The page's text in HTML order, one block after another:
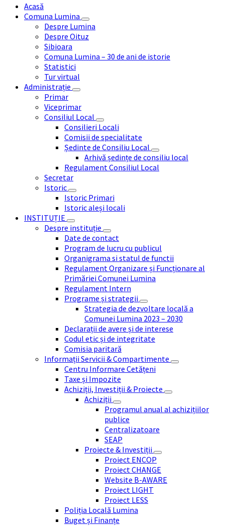
Acasă
Comuna Lumina
Despre Lumina
Despre Oituz
Sibioara
Comuna Lumina – 30 de ani de istorie
Statistici
Tur virtual
Administrație
Primar
Viceprimar
Consiliul Local
Consilieri Locali
Comisii de specialitate
Ședinte de Consiliu Local
Arhivă ședințe de consiliu local
Regulament Consiliul Local
Secretar
Istoric
Istoric Primari
Istoric aleși locali
INSTITUȚIE
Despre instituție
Date de contact
Program de lucru cu publicul
Organigrama si statul de functii
Regulament Organizare și Funcționare al
Primăriei Comunei Lumina
Regulament Intern
Programe și strategii
Strategia de dezvoltare locală a
Comunei Lumina 2023 – 2030
Declarații de avere și de interese
Codul etic și de integritate
Comisia paritară
Informații Servicii & Compartimente
Centru Informare Cetățeni
Taxe și Impozite
Achiziții, Investiții & Proiecte
Achiziții
Programul anual al achizițiilor
publice
Centralizatoare
SEAP
Proiecte & Investiții
Proiect ENCOP
Proiect CHANGE
Website B-AWARE
Proiect LIGHT
Proiect LESS
Poliția Locală Lumina
Buget și Finanțe